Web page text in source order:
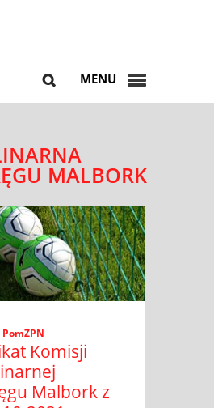
MENU
MALBORK
PomZPN
Komisji
Malbork z